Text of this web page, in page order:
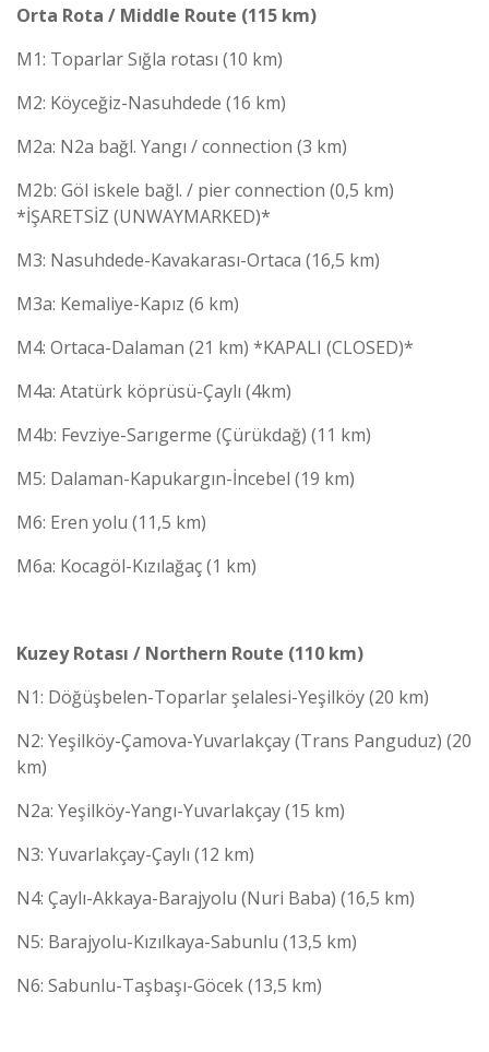
Orta Rota / Middle Route (115 km)
M1: Toparlar Sığla rotası (10 km)
M2: Köyceğiz-Nasuhdede (16 km)
M2a: N2a bağl. Yangı / connection (3 km)
M2b: Göl iskele bağl. / pier connection (0,5 km)
*İŞARETSİZ (UNWAYMARKED)*
M3: Nasuhdede-Kavakarası-Ortaca (16,5 km)
M3a: Kemaliye-Kapız (6 km)
M4: Ortaca-Dalaman (21 km) *KAPALI (CLOSED)*
M4a: Atatürk köprüsü-Çaylı (4km)
M4b: Fevziye-Sarıgerme (Çürükdağ) (11 km)
M5: Dalaman-Kapukargın-İncebel (19 km)
M6: Eren yolu (11,5 km)
M6a: Kocagöl-Kızılağaç (1 km)
Kuzey Rotası / Northern Route (110 km)
N1: Döğüşbelen-Toparlar şelalesi-Yeşilköy (20 km)
N2: Yeşilköy-Çamova-Yuvarlakçay (Trans Panguduz) (20
km)
N2a: Yeşilköy-Yangı-Yuvarlakçay (15 km)
N3: Yuvarlakçay-Çaylı (12 km)
N4: Çaylı-Akkaya-Barajyolu (Nuri Baba) (16,5 km)
N5: Barajyolu-Kızılkaya-Sabunlu (13,5 km)
N6: Sabunlu-Taşbaşı-Göcek (13,5 km)